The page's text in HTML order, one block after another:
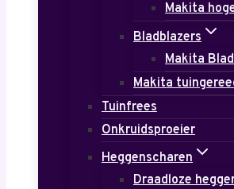
Makita
Bladblazers
Makita
Makita
Tuinfrees
Onkruidsproeier
Heggenscharen
Draadloze